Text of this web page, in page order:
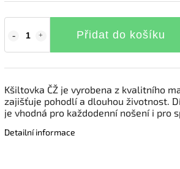
Přidat do košíku
Kšiltovka ČŽ je vyrobena z kvalitního
zajišťuje pohodlí a dlouhou životnost.
je vhodná pro každodenní nošení i pro
Detailní informace